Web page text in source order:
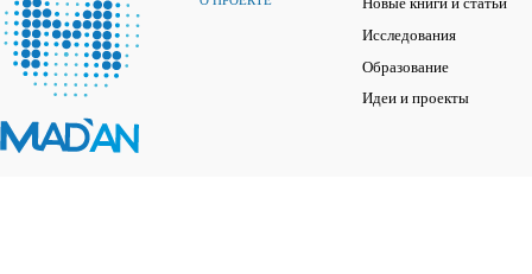
Новые книги и статьи
Исследования
Образование
Идеи и проекты